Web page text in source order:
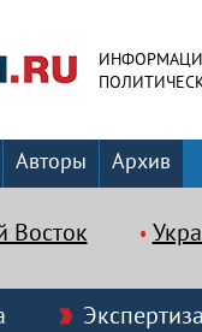
Авторы Архив
Восток
Экспертиза